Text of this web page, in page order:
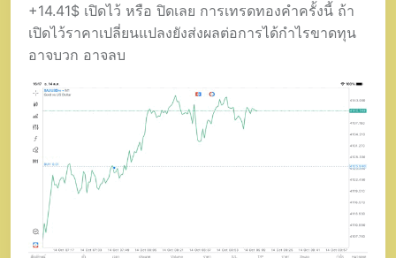
+14.41$ เปิดไว้ หรือ ปิดเลย การเทรดทองคำครั้งนี้ ถ้า
เปิดไว้ราคาเปลี่ยนแปลงยังส่งผลต่อการได้กำไรขาดทุน
อาจบวก อาจลบ